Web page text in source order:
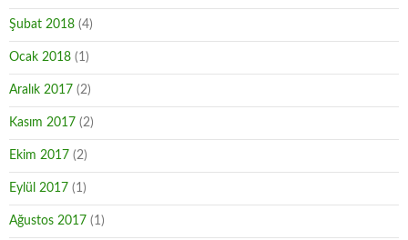
Şubat 2018 (4)
Ocak 2018 (1)
Aralık 2017 (2)
Kasım 2017 (2)
Ekim 2017 (2)
Eylül 2017 (1)
Ağustos 2017 (1)